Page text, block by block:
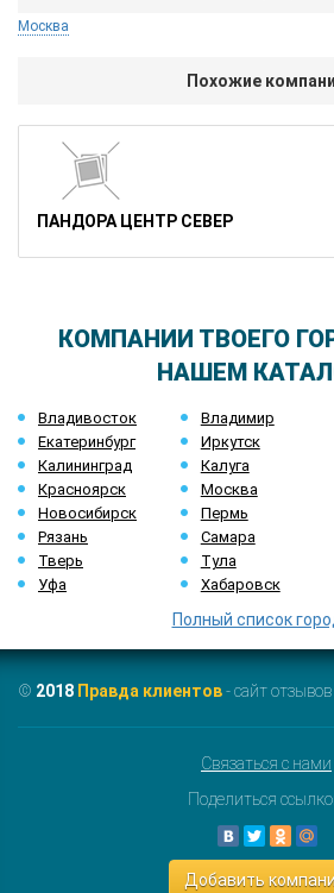
Москва
Похожие
ПАНДОРА ЦЕНТР СЕВЕР
КОМПАНИИ ТВОЕГО
НАШЕМ
Владивосток Владимир
Екатеринбург
Иркутск
Калининград
Калуга
Красноярск
Москва
Новосибирск
Пермь
Рязань
Самара
Тверь
Тула
Уфа
Хабаровск
Полный список
© 2018 Правда клиентов- сайт
Связаться с нами
Поделиться
Добавить